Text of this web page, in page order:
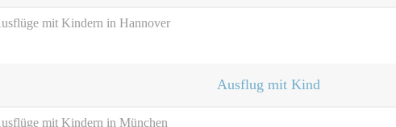
mit Kindern in Hannover
Ausflug mit Kind
mit Kindern in München